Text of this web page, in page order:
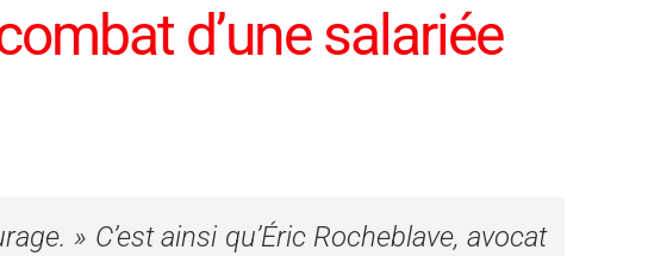
d’une salariée
» C’est ainsi qu’Éric Rocheblave, avocat